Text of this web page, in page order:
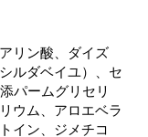
リン酸、ダイズ
ルダベイユ）、セ
パームグリセリ
ウム、アロエベラ
イン、ジメチコ